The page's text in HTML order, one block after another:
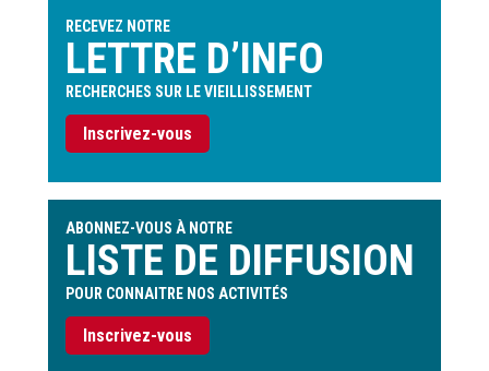
RECEVEZ NOTRE
LETTRE D’INFO
RECHERCHES SUR LE VIEILLISSEMENT
Inscrivez-vous
ABONNEZ-VOUS À NOTRE
LISTE DE DIFFUSION
POUR CONNAITRE NOS ACTIVITÉS
Inscrivez-vous